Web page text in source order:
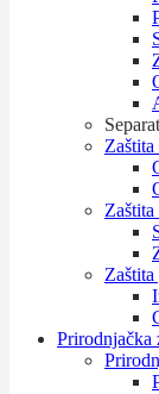
Zaštita
Zaštita
Zaštita
Prirodnjačka